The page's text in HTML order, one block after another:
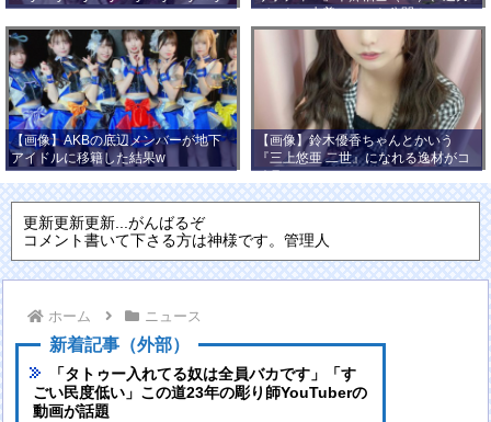
wwy
バストの水着ショット公開！
【画像】AKBの底辺メンバーが地下
アイドルに移籍した結果w
【画像】鈴木優香ちゃんとかいう
『三上悠亜 二世』になれる逸材がコ
チラ
更新更新更新...がんばるぞ
コメント書いて下さる方は神様です。管理人
ホーム ニュース
新着記事（外部）
「タトゥー入れてる奴は全員バカです」「す
ごい民度低い」この道23年の彫り師YouTuberの
動画が話題